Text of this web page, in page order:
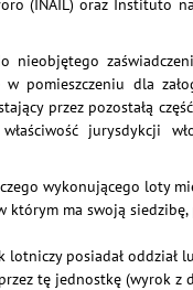
(INAIL) oraz Instituto
nieobjętego
dla
przez pozostałą
jurysdykcji
wykonującego loty
którym ma swoją
posiadał oddział
tę jednostkę (wyrok z